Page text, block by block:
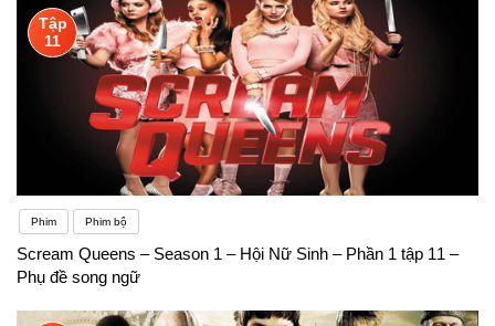
Tập
11
Phim Phim bộ
Scream Queens – Season 1 – Hội Nữ Sinh – Phần 1 tập 11 –
Phụ đề song ngữ